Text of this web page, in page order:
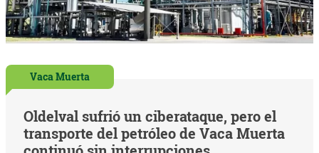
Vaca Muerta
Oldelval sufrió un ciberataque, pero el
transporte del petróleo de Vaca Muerta